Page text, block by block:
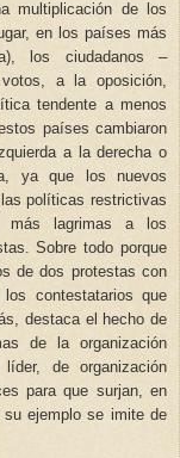
multiplicación de los
en los países más
los ciudadanos –
a la oposición,
tendente a menos
países cambiaron
a la derecha o
ya que los nuevos
políticas restrictivas
más lagrimas a los
Sobre todo porque
de dos protestas con
contestatarios que
destaca el hecho de
de la organización
de organización
para que surjan, en
ejemplo se imite de